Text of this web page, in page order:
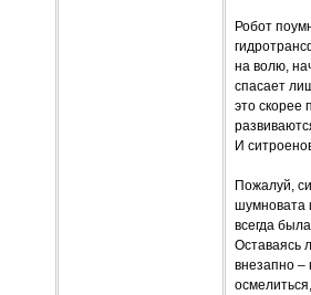
Робот
на волю,
спасает
это скорее
И
Пожалуй,
шумновата
всегда
Оставаясь
внезапно –